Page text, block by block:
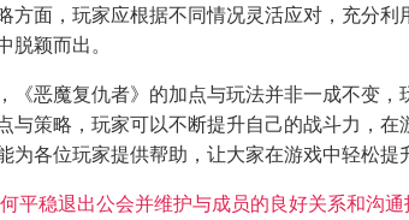
方面，玩家应根据不同情况灵活应对，充分
脱颖而出。
《恶魔复仇者》的加点与玩法并非一成不变
与策略，玩家可以不断提升自己的战斗力，
为各位玩家提供帮助，让大家在游戏中轻松提
平稳退出公会并维护与成员的良好关系和沟通